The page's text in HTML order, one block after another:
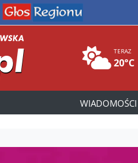
TERAZ
20°C
WIADOMOŚCI